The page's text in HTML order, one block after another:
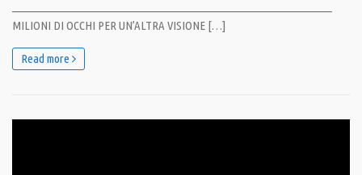
MILIONI DI OCCHI PER UN’ALTRA VISIONE […]
Read more